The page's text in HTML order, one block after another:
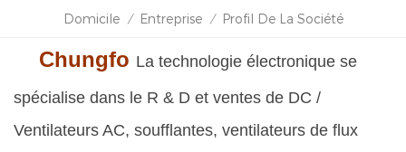
Domicile / Entreprise / Profil De La Société
Chungfo La technologie électronique se
spécialise dans le R & D et ventes de DC /
Ventilateurs AC, soufflantes, ventilateurs de flux